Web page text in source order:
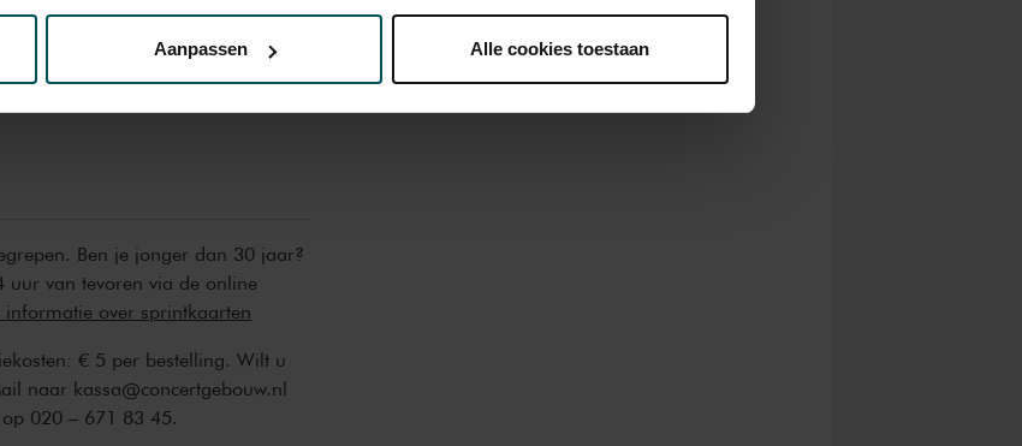
uw gegevens kunnen ontvangen en verwerken.
Aanpassen Alle cookies toestaan
Ben je jonger dan 30 jaar?
uur van tevoren via de online
informatie over sprintkaarten
€ 5 per bestelling. Wilt u
naar kassa@concertgebouw.nl
020 – 671 83 45.